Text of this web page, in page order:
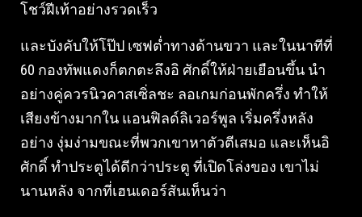
โชว์ฝีเท้าอย่างรวดเร็ว
และบังคับให้โป๊ป เซฟต่ำทางด้านขวา และในนาทีที่
60 กองทัพแดงก็ตกตะลึงอิ ศักดิ์ให้ฝ่ายเยือนขึ้น นำ
อย่างคู่ควรนิวคาสเซิ่ลชะ ลอเกมก่อนพักครึ่ง ทำให้
เสียงข้างมากใน แอนฟิลด์ลิเวอร์พูล เริ่มครึ่งหลัง
อย่าง งุ่มง่ามขณะที่พวกเขาหาตัวตีเสมอ และเห็นอิ
ศักดิ์ ทำประตูได้ดีกว่าประตู ที่เปิดโล่งของ เขาไม่
นานหลัง จากที่เฮนเดอร์สันเห็นว่า